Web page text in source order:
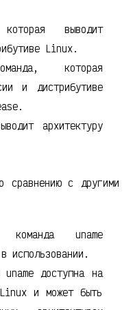
выводит
Linux.
которая
и дистрибутиве
архитектуру
сравнению с другими
команда uname
использовании.
доступна на
Linux и может быть